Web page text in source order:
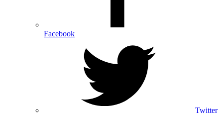
Facebook
Twitter